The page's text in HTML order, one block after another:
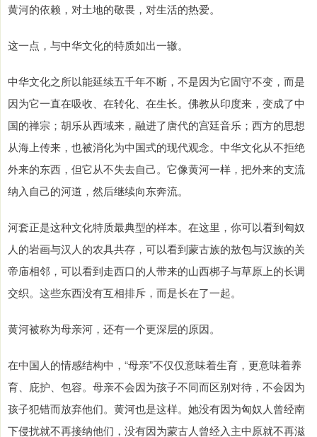
黄河的依赖，对土地的敬畏，对生活的热爱。
这一点，与中华文化的特质如出一辙。
中华文化之所以能延续五千年不断，不是因为它固守不变，而是
因为它一直在吸收、在转化、在生长。佛教从印度来，变成了中
国的禅宗；胡乐从西域来，融进了唐代的宫廷音乐；西方的思想
从海上传来，也被消化为中国式的现代观念。中华文化从不拒绝
外来的东西，但它从不失去自己。它像黄河一样，把外来的支流
纳入自己的河道，然后继续向东奔流。
河套正是这种文化特质最典型的样本。在这里，你可以看到匈奴
人的岩画与汉人的农具共存，可以看到蒙古族的敖包与汉族的关
帝庙相邻，可以看到走西口的人带来的山西梆子与草原上的长调
交织。这些东西没有互相排斥，而是长在了一起。
黄河被称为母亲河，还有一个更深层的原因。
在中国人的情感结构中，“母亲”不仅仅意味着生育，更意味着养
育、庇护、包容。母亲不会因为孩子不同而区别对待，不会因为
孩子犯错而放弃他们。黄河也是这样。她没有因为匈奴人曾经南
下侵扰就不再接纳他们，没有因为蒙古人曾经入主中原就不再滋